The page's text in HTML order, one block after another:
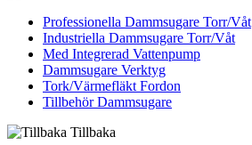
Professionella Dammsugare Torr/Våt
Industriella Dammsugare Torr/Våt
Med Integrerad Vattenpump
Dammsugare Verktyg
Tork/Värmefläkt Fordon
Tillbehör Dammsugare
Tillbaka